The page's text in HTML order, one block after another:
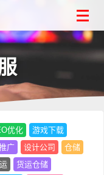
优化
游戏下载
广 设计公司
仓储
货运仓储